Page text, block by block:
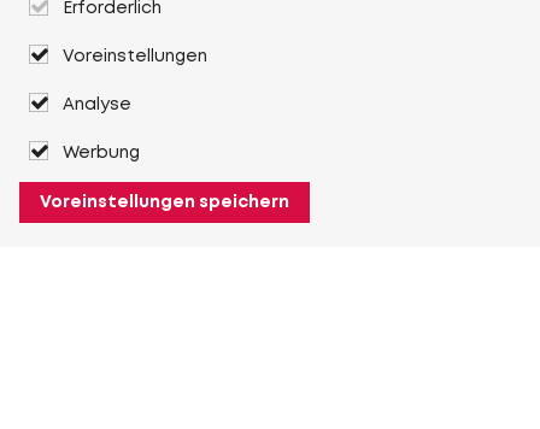
Erforderlich
Voreinstellungen
Analyse
Werbung
Voreinstellungen speichern